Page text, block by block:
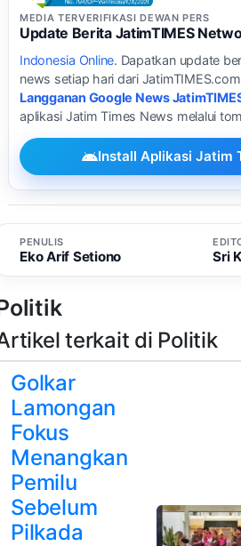
MEDIA TERVERIFIKASI DEWAN PERS
Update Berita JatimTIMES
Indonesia Online. Dapatkan update
news setiap hari dari
Langganan Google News
aplikasi Jatim Times News melalui
Install Aplikasi Jatim
PENULIS
Eko Arif Setiono Sri
terkait di Politik
Golkar
Lamongan
Fokus
Menangkan
Pemilu
Sebelum
Pilkada